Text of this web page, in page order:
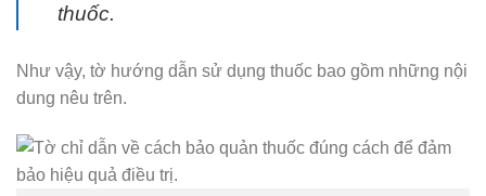
thuốc.
Như vậy, tờ hướng dẫn sử dụng thuốc bao gồm những nội
dung nêu trên.